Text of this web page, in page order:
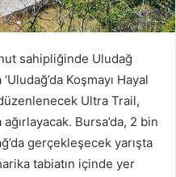
sahipliğinde Uludağ
Koşmayı Hayal
Ultra Trail,
Bursa’da, 2 bin
gerçekleşecek yarışta
tabiatın içinde yer